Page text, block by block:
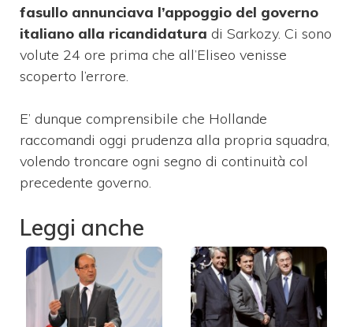
fasullo annunciava l’appoggio del governo
italiano alla ricandidatura di Sarkozy. Ci sono
volute 24 ore prima che all’Eliseo venisse
scoperto l’errore.
E’ dunque comprensibile che Hollande
raccomandi oggi prudenza alla propria squadra,
volendo troncare ogni segno di continuità col
precedente governo.
Leggi anche